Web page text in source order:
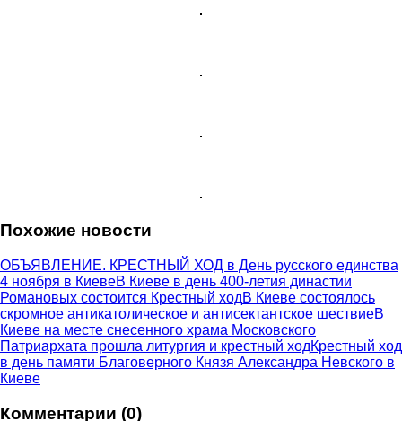
Похожие новости
ОБЪЯВЛЕНИЕ. КРЕСТНЫЙ ХОД в День русского единства
4 ноября в КиевеВ Киеве в день 400-летия династии
Романовых состоится Крестный ходВ Киеве состоялось
скромное антикатолическое и антисектантское шествиеВ
Киеве на месте снесенного храма Московского
Патриархата прошла литургия и крестный ходКрестный ход
в день памяти Благоверного Князя Александра Невского в
Киеве
Комментарии (0)